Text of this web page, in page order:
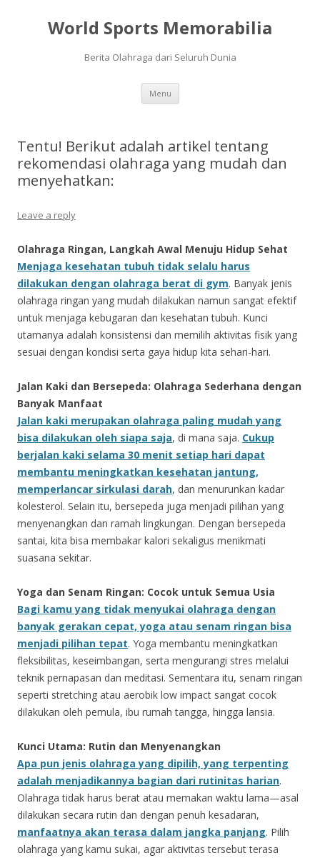
World Sports Memorabilia
Berita Olahraga dari Seluruh Dunia
Menu Skip
content
Tentu! Berikut adalah artikel tentang
rekomendasi olahraga yang mudah dan
menyehatkan:
Leave a reply
Olahraga Ringan, Langkah Awal Menuju Hidup Sehat
Menjaga kesehatan tubuh tidak selalu harus
dilakukan dengan olahraga berat di gym. Banyak jenis
olahraga ringan yang mudah dilakukan namun sangat efektif
untuk menjaga kebugaran dan kesehatan tubuh. Kunci
utamanya adalah konsistensi dan memilih aktivitas fisik yang
sesuai dengan kondisi serta gaya hidup kita sehari-hari.
Jalan Kaki dan Bersepeda: Olahraga Sederhana dengan
Banyak Manfaat
Jalan kaki merupakan olahraga paling mudah yang
bisa dilakukan oleh siapa saja, di mana saja. Cukup
berjalan kaki selama 30 menit setiap hari dapat
membantu meningkatkan kesehatan jantung,
memperlancar sirkulasi darah, dan menurunkan kadar
kolesterol. Selain itu, bersepeda juga menjadi pilihan yang
menyenangkan dan ramah lingkungan. Dengan bersepeda
santai, kita bisa membakar kalori sekaligus menikmati
suasana sekitar.
Yoga dan Senam Ringan: Cocok untuk Semua Usia
Bagi kamu yang tidak menyukai olahraga dengan
banyak gerakan cepat, yoga atau senam ringan bisa
menjadi pilihan tepat. Yoga membantu meningkatkan
fleksibilitas, keseimbangan, serta mengurangi stres melalui
teknik pernapasan dan meditasi. Sementara itu, senam ringan
seperti stretching atau aerobik low impact sangat cocok
dilakukan oleh pemula, ibu rumah tangga, hingga lansia.
Kunci Utama: Rutin dan Menyenangkan
Apa pun jenis olahraga yang dipilih, yang terpenting
adalah menjadikannya bagian dari rutinitas harian.
Olahraga tidak harus berat atau memakan waktu lama—asal
dilakukan secara rutin dan dengan penuh kesadaran,
manfaatnya akan terasa dalam jangka panjang. Pilih
olahraga yang kamu sukai, agar aktivitas tersebut terasa